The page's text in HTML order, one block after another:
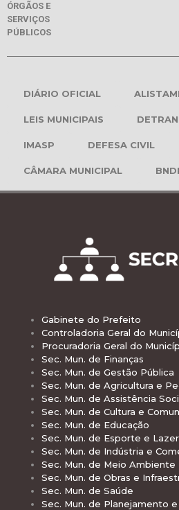
ÓRGÃOS E
SERVIÇOS
PÚBLICOS
DIÁRIO OFICIAL
LEIS MUNICIPAIS DETRAN
IMASP DEFESA CIVIL
CÂMARA MUNICIPAL
Gabinete do Prefeito
Controladoria Geral do
Procuradoria Geral do
Sec. Mun. de Finanças
Sec. Mun. de Gestão Pública
Sec. Mun. de Agricultura e
Sec. Mun. de Assistência
Sec. Mun. de Cultura e
Sec. Mun. de Educação
Sec. Mun. de Esporte e Lazer
Sec. Mun. de Indústria e
Sec. Mun. de Meio Ambiente
Sec. Mun. de Obras e
Sec. Mun. de Saúde
Sec. Mun. de Planejamento